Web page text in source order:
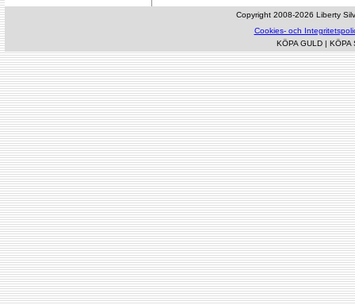
Copyright 2008-2026 Liberty
Cookies- och
KÖPA GULD| KÖPA